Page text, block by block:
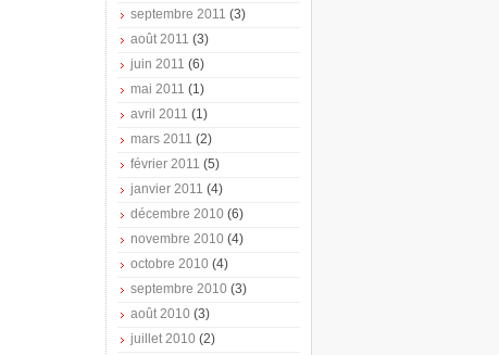
septembre 2011 (3)
août 2011 (3)
juin 2011 (6)
mai 2011 (1)
avril 2011 (1)
mars 2011 (2)
février 2011 (5)
janvier 2011 (4)
décembre 2010 (6)
novembre 2010 (4)
octobre 2010 (4)
septembre 2010 (3)
août 2010 (3)
juillet 2010 (2)